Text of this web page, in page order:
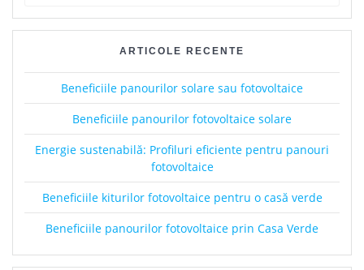
ARTICOLE RECENTE
Beneficiile panourilor solare sau fotovoltaice
Beneficiile panourilor fotovoltaice solare
Energie sustenabilă: Profiluri eficiente pentru panouri
fotovoltaice
Beneficiile kiturilor fotovoltaice pentru o casă verde
Beneficiile panourilor fotovoltaice prin Casa Verde